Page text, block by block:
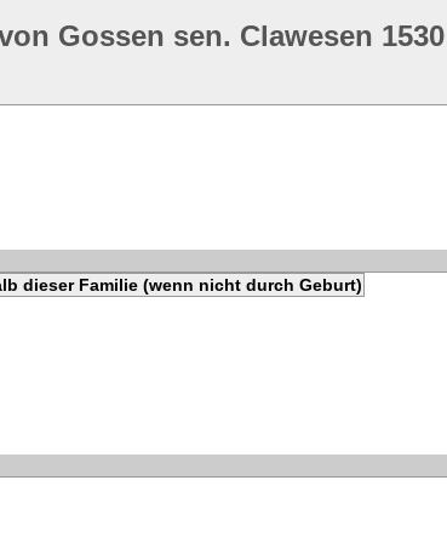
Gossen sen. Clawesen 1530
dieser Familie (wenn nicht durch Geburt)